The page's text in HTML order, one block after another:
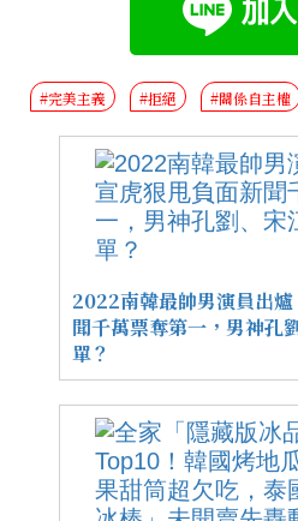
#完美主義 #拒絕 #關係自主權
2022南韓最帥男演員出
聞千萬票奪第一，男神孔
單？